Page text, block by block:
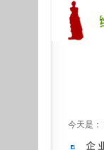
今天是：